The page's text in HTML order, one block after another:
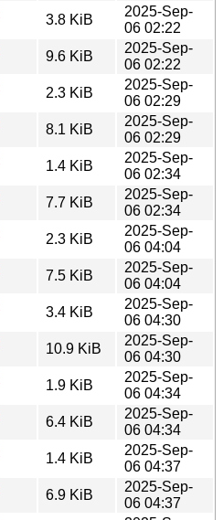
3.8 KiB
2025-Sep-
06 02:22
9.6 KiB
2025-Sep-
06 02:22
2.3 KiB
2025-Sep-
06 02:29
8.1 KiB
2025-Sep-
06 02:29
1.4 KiB
2025-Sep-
06 02:34
7.7 KiB
2025-Sep-
06 02:34
2.3 KiB
2025-Sep-
06 04:04
7.5 KiB
2025-Sep-
06 04:04
3.4 KiB
2025-Sep-
06 04:30
10.9 KiB
2025-Sep-
06 04:30
1.9 KiB
2025-Sep-
06 04:34
6.4 KiB
2025-Sep-
06 04:34
1.4 KiB
2025-Sep-
06 04:37
6.9 KiB
2025-Sep-
06 04:37